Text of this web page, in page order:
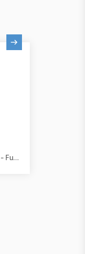
Parc Sanitari Pere Virgili y HUB Social - Fundació Bofill, Barcelona